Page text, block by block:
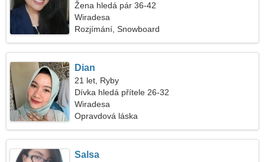
Žena hledá pár 36-42
Wiradesa
Rozjímání, Snowboard
Dian
21 let, Ryby
Dívka hledá přítele 26-32
Wiradesa
Opravdová láska
Salsa